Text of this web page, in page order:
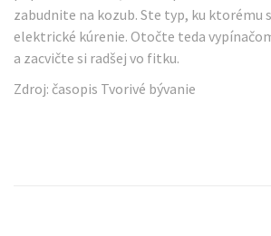
zabudnite na kozub. Ste typ, ku ktorému
elektrické kúrenie. Otočte teda
a zacvičte si radšej vo fitku.
Zdroj: časopis Tvorivé bývanie